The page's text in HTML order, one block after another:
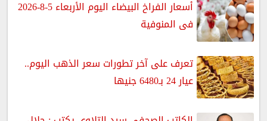
أسعار الفراخ البيضاء اليوم الأربعاء 5-8-2026
فى المنوفية
تعرف على آخر تطورات سعر الذهب اليوم..
عيار 24 بـ6480 جنيها